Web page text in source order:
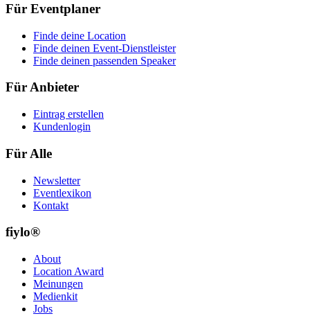
Für Eventplaner
Finde deine Location
Finde deinen Event-Dienstleister
Finde deinen passenden Speaker
Für Anbieter
Eintrag erstellen
Kundenlogin
Für Alle
Newsletter
Eventlexikon
Kontakt
fiylo®
About
Location Award
Meinungen
Medienkit
Jobs